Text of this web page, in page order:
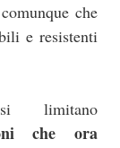
che
e resistenti
limitano
che ora